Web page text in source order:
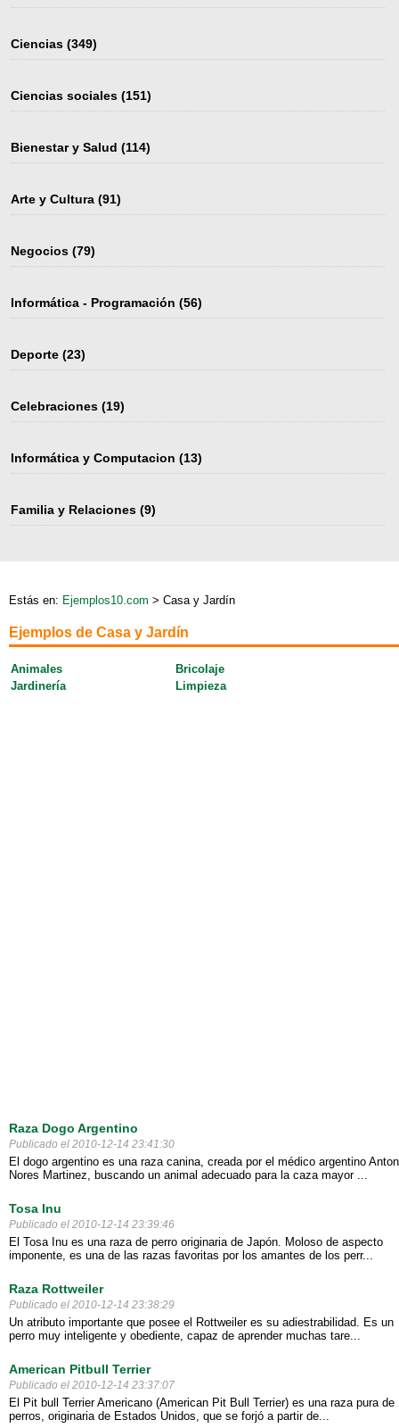
Ciencias (349)
Ciencias sociales (151)
Bienestar y Salud (114)
Arte y Cultura (91)
Negocios (79)
Informática - Programación (56)
Deporte (23)
Celebraciones (19)
Informática y Computacion (13)
Familia y Relaciones (9)
Estás en: Ejemplos10.com > Casa y Jardín
Ejemplos de Casa y Jardín
Animales
Bricolaje
Jardinería
Limpieza
Raza Dogo Argentino
Publicado el 2010-12-14 23:41:30
El dogo argentino es una raza canina, creada por el médico argentino
Nores Martinez, buscando un animal adecuado para la caza mayor ...
Tosa Inu
Publicado el 2010-12-14 23:39:46
El Tosa Inu es una raza de perro originaria de Japón. Moloso de aspecto
imponente, es una de las razas favoritas por los amantes de los perr...
Raza Rottweiler
Publicado el 2010-12-14 23:38:29
Un atributo importante que posee el Rottweiler es su adiestrabilidad. Es un
perro muy inteligente y obediente, capaz de aprender muchas tare...
American Pitbull Terrier
Publicado el 2010-12-14 23:37:07
El Pit bull Terrier Americano (American Pit Bull Terrier) es una raza pura de
perros, originaria de Estados Unidos, que se forjó a partir de...